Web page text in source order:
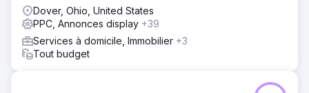
Dover, Ohio, United States
PPC, Annonces display +39
Services à domicile, Immobilier +3
Tout budget